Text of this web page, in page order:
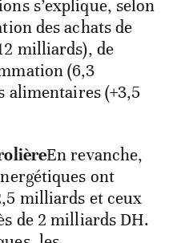
s’explique, selon
des achats de
milliards), de
(6,3
alimentaires (+3,5
En revanche,
ont
milliards et ceux
de 2 milliards DH.